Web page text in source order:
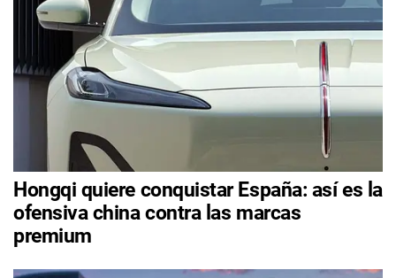
Hongqi quiere conquistar España: así es la
ofensiva china contra las marcas
premium